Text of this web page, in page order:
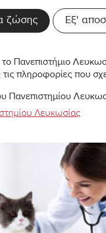
ζώσης Εξ'
πληροφορίες που
Πανεπιστημίου
Λευκωσίας